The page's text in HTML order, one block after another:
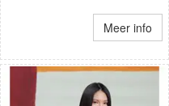
Meer info